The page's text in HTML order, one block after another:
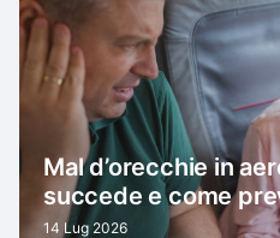
Mal d’orecchie in
succede e come
14 Lug 2026